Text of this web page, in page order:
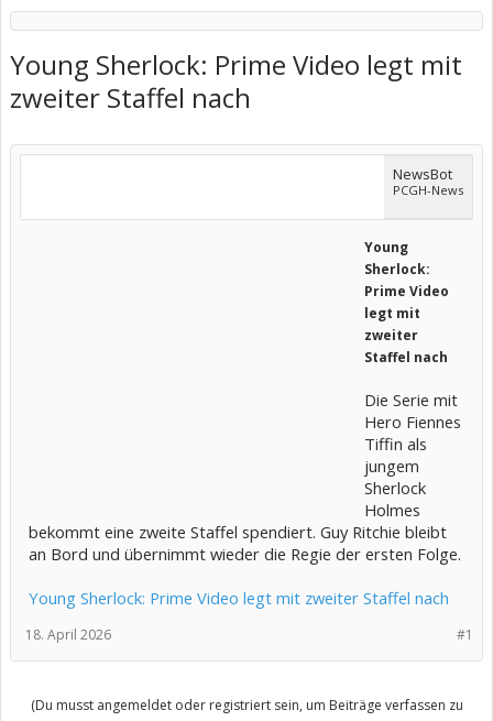
Young Sherlock: Prime Video legt mit
zweiter Staffel nach
NewsBot
PCGH-News
Young
Sherlock:
Prime Video
legt mit
zweiter
Staffel nach
Die Serie mit
Hero Fiennes
Tiffin als
jungem
Sherlock
Holmes
bekommt eine zweite Staffel spendiert. Guy Ritchie bleibt
an Bord und übernimmt wieder die Regie der ersten Folge.
Young Sherlock: Prime Video legt mit zweiter Staffel nach
#1
18. April 2026
(Du musst angemeldet oder registriert sein, um Beiträge verfassen zu